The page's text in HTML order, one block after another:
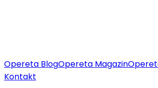
Opereta BlogOpereta Magazin
Kontakt